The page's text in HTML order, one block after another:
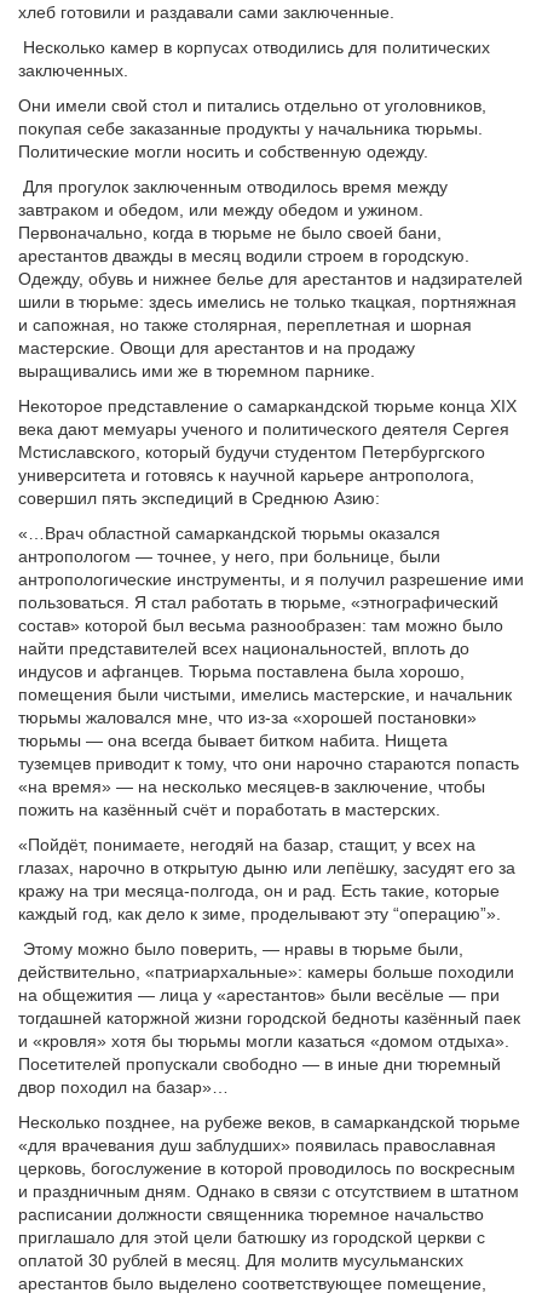
хлеб готовили и раздавали сами заключенные.
Несколько камер в корпусах отводились для политических
заключенных.
Они имели свой стол и питались отдельно от уголовников,
покупая себе заказанные продукты у начальника тюрьмы.
Политические могли носить и собственную одежду.
Для прогулок заключенным отводилось время между
завтраком и обедом, или между обедом и ужином.
Первоначально, когда в тюрьме не было своей бани,
арестантов дважды в месяц водили строем в городскую.
Одежду, обувь и нижнее белье для арестантов и надзирателей
шили в тюрьме: здесь имелись не только ткацкая, портняжная
и сапожная, но также столярная, переплетная и шорная
мастерские. Овощи для арестантов и на продажу
выращивались ими же в тюремном парнике.
Некоторое представление о самаркандской тюрьме конца XIX
века дают мемуары ученого и политического деятеля Сергея
Мстиславского, который будучи студентом Петербургского
университета и готовясь к научной карьере антрополога,
совершил пять экспедиций в Среднюю Азию:
«…Врач областной самаркандской тюрьмы оказался
антропологом — точнее, у него, при больнице, были
антропологические инструменты, и я получил разрешение ими
пользоваться. Я стал работать в тюрьме, «этнографический
состав» которой был весьма разнообразен: там можно было
найти представителей всех национальностей, вплоть до
индусов и афганцев. Тюрьма поставлена была хорошо,
помещения были чистыми, имелись мастерские, и начальник
тюрьмы жаловался мне, что из-за «хорошей постановки»
тюрьмы — она всегда бывает битком набита. Нищета
туземцев приводит к тому, что они нарочно стараются попасть
«на время» — на несколько месяцев-в заключение, чтобы
пожить на казённый счёт и поработать в мастерских.
«Пойдёт, понимаете, негодяй на базар, стащит, у всех на
глазах, нарочно в открытую дыню или лепёшку, засудят его за
кражу на три месяца-полгода, он и рад. Есть такие, которые
каждый год, как дело к зиме, проделывают эту “операцию”».
Этому можно было поверить, — нравы в тюрьме были,
действительно, «патриархальные»: камеры больше походили
на общежития — лица у «арестантов» были весёлые — при
тогдашней каторжной жизни городской бедноты казённый паек
и «кровля» хотя бы тюрьмы могли казаться «домом отдыха».
Посетителей пропускали свободно — в иные дни тюремный
двор походил на базар»…
Несколько позднее, на рубеже веков, в самаркандской тюрьме
«для врачевания душ заблудших» появилась православная
церковь, богослужение в которой проводилось по воскресным
и праздничным дням. Однако в связи с отсутствием в штатном
расписании должности священника тюремное начальство
приглашало для этой цели батюшку из городской церкви с
оплатой 30 рублей в месяц. Для молитв мусульманских
арестантов было выделено соответствующее помещение,